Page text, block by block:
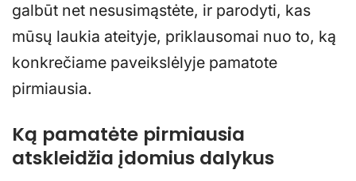
galbūt net nesusimąstėte, ir parodyti, kas
mūsų laukia ateityje, priklausomai nuo to, ką
konkrečiame paveikslėlyje pamatote
pirmiausia.
Ką pamatėte pirmiausia
atskleidžia įdomius dalykus